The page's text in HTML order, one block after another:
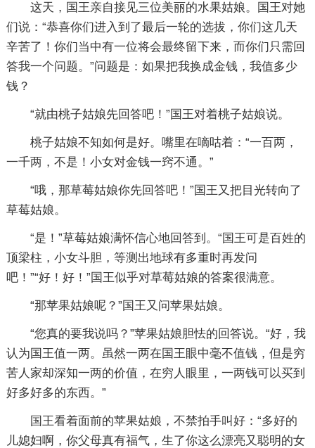
这天，国王亲自接见三位美丽的水果姑娘。国王对她
们说：“恭喜你们进入到了最后一轮的选拔，你们这几天
辛苦了！你们当中有一位将会最终留下来，而你们只需回
答我一个问题。”问题是：如果把我换成金钱，我值多少
钱？
“就由桃子姑娘先回答吧！”国王对着桃子姑娘说。
桃子姑娘不知如何是好。嘴里在嘀咕着：“一百两，
一千两，不是！小女对金钱一窍不通。”
“哦，那草莓姑娘你先回答吧！”国王又把目光转向了
草莓姑娘。
“是！”草莓姑娘满怀信心地回答到。“国王可是百姓的
顶梁柱，小女斗胆，等测出地球有多重时再发问
吧！”“好！好！”国王似乎对草莓姑娘的答案很满意。
“那苹果姑娘呢？”国王又问苹果姑娘。
“您真的要我说吗？”苹果姑娘胆怯的回答说。“好，我
认为国王值一两。虽然一两在国王眼中毫不值钱，但是穷
苦人家却深知一两的价值，在穷人眼里，一两钱可以买到
好多好多的东西。”
国王看着面前的苹果姑娘，不禁拍手叫好：“多好的
儿媳妇啊，你父母真有福气，生了你这么漂亮又聪明的女